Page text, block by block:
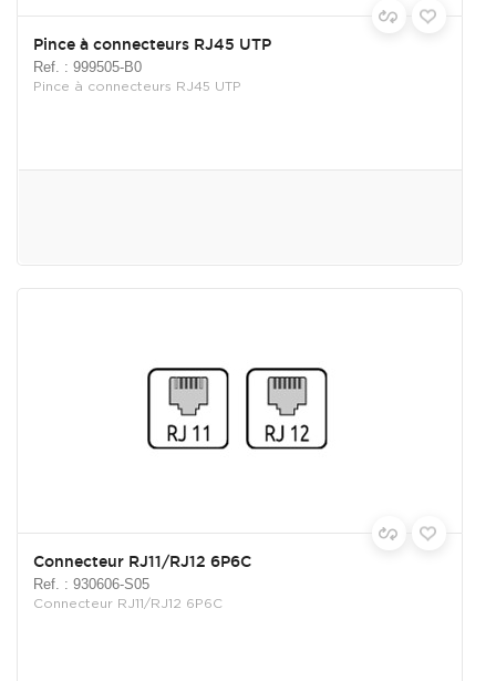
Pince à connecteurs RJ45 UTP
Ref. : 999505-B0
Pince à connecteurs RJ45 UTP
Connecteur RJ11/RJ12 6P6C
Ref. : 930606-S05
Connecteur RJ11/RJ12 6P6C